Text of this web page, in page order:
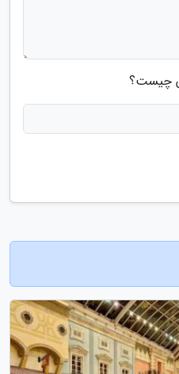
چیست؟